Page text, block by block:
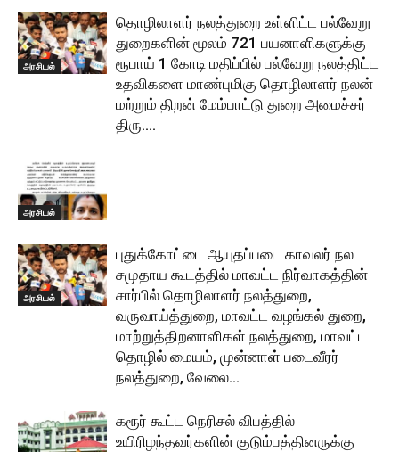
அரசியல்
தொழிலாளர் நலத்துறை உள்ளிட்ட பல்வேறு
துறைகளின் மூலம் 721 பயனாளிகளுக்கு
ரூபாய் 1 கோடி மதிப்பில் பல்வேறு நலத்திட்ட
உதவிகளை மாண்புமிகு தொழிலாளர் நலன்
மற்றும் திறன் மேம்பாட்டு துறை அமைச்சர்
திரு....
அரசியல்
அரசியல்
புதுக்கோட்டை ஆயுதப்படை காவலர் நல
சமுதாய கூடத்தில் மாவட்ட நிர்வாகத்தின்
சார்பில் தொழிலாளர் நலத்துறை,
வருவாய்த்துறை, மாவட்ட வழங்கல் துறை,
மாற்றுத்திறனாளிகள் நலத்துறை, மாவட்ட
தொழில் மையம், முன்னாள் படைவீரர்
நலத்துறை, வேலை...
கரூர் கூட்ட நெரிசல் விபத்தில்
உயிரிழந்தவர்களின் குடும்பத்தினருக்கு